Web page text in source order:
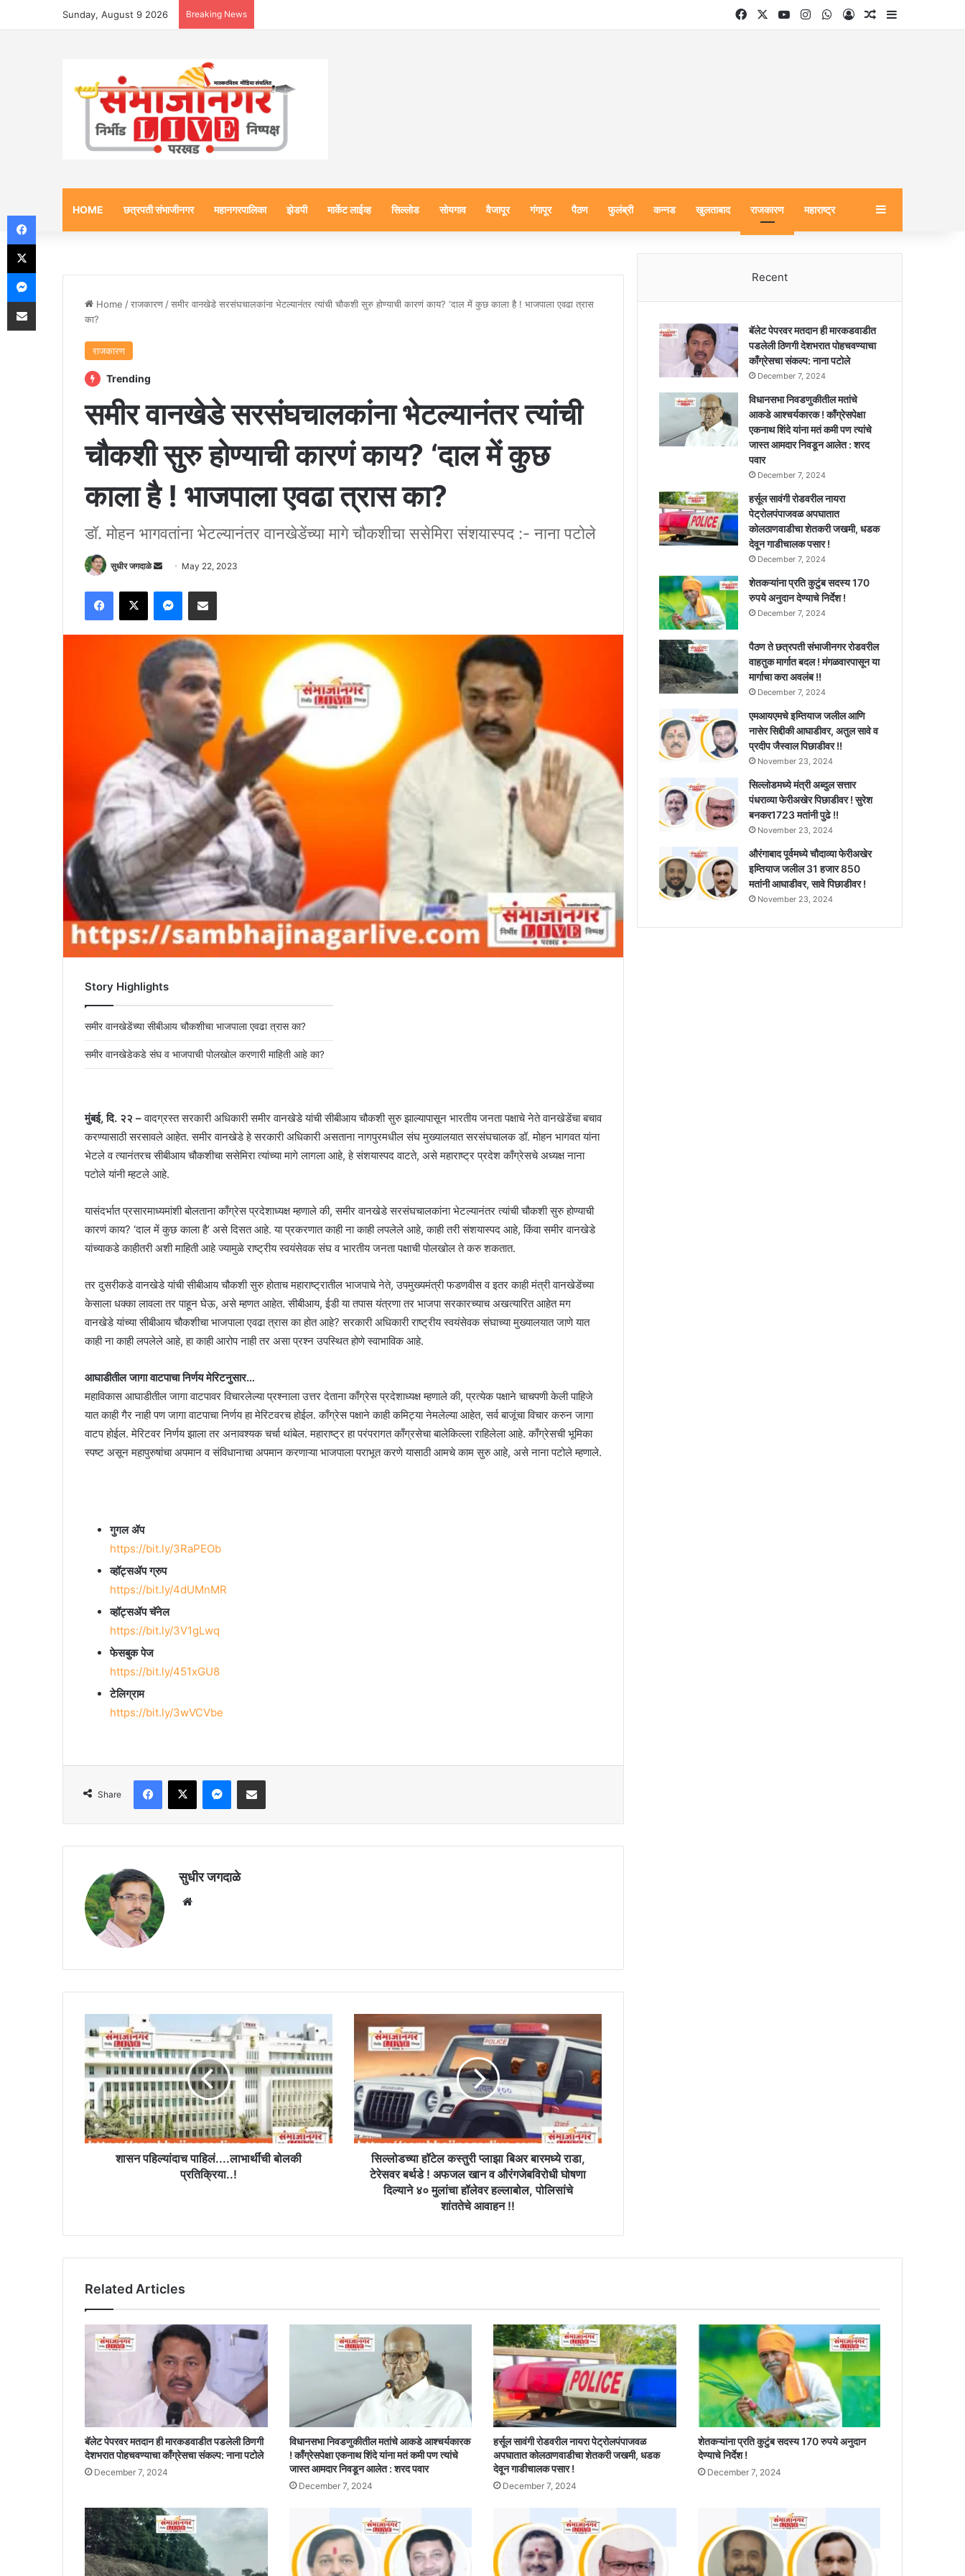
Sunday, August 9 2026 Breaking News FacebookYouTubeInstagramWhatsApp
Log InRandom Article
Sidebar
HOME छत्रपती संभाजीनगर महानगरपालिका झेडपी मार्केट लाईव्ह सिल्लोड सोयगाव वैजापूर गंगापूर पैठण फुलंब्री कन्नड खुलताबाद राजकारण महाराष्ट्र Sidebar
Home /राजकारण /समीर वानखेडे सरसंघचालकांना भेटल्यानंतर त्यांची चौकशी सुरु होण्याची कारणं काय? ‘दाल में कुछ काला है ! भाजपाला एवढा त्रास
का?
राजकारण
Trending
समीर वानखेडे सरसंघचालकांना भेटल्यानंतर त्यांची
चौकशी सुरु होण्याची कारणं काय? ‘दाल में कुछ
काला है ! भाजपाला एवढा त्रास का?
डॉ. मोहन भागवतांना भेटल्यानंतर वानखेडेंच्या मागे चौकशीचा ससेमिरा संशयास्पद :- नाना पटोले
सुधीर जगदाळे
Send
email
May 22, 2023
Facebook
X Messenger
Share via Email
Story Highlights
समीर वानखेडेंच्या सीबीआय चौकशीचा भाजपाला एवढा त्रास का?
समीर वानखेडेकडे संघ व भाजपाची पोलखोल करणारी माहिती आहे का?
मुंबई, दि. २२ –वादग्रस्त सरकारी अधिकारी समीर वानखेडे यांची सीबीआय चौकशी सुरु झाल्यापासून भारतीय जनता पक्षाचे नेते वानखेडेंचा बचाव
करण्यासाठी सरसावले आहेत. समीर वानखेडे हे सरकारी अधिकारी असताना नागपुरमधील संघ मुख्यालयात सरसंघचालक डॉ. मोहन भागवत यांना
भेटले व त्यानंतरच सीबीआय चौकशीचा ससेमिरा त्यांच्या मागे लागला आहे, हे संशयास्पद वाटते, असे महाराष्ट्र प्रदेश काँग्रेसचे अध्यक्ष नाना
पटोले यांनी म्हटले आहे.
यासंदर्भात प्रसारमाध्यमांशी बोलताना काँग्रेस प्रदेशाध्यक्ष म्हणाले की, समीर वानखेडे सरसंघचालकांना भेटल्यानंतर त्यांची चौकशी सुरु होण्याची
कारणं काय? ‘दाल में कुछ काला है’ असे दिसत आहे. या प्रकरणात काही ना काही लपलेले आहे, काही तरी संशयास्पद आहे, किंवा समीर वानखेडे
यांच्याकडे काहीतरी अशी माहिती आहे ज्यामुळे राष्ट्रीय स्वयंसेवक संघ व भारतीय जनता पक्षाची पोलखोल ते करु शकतात.
तर दुसरीकडे वानखेडे यांची सीबीआय चौकशी सुरु होताच महाराष्ट्रातील भाजपाचे नेते, उपमुख्यमंत्री फडणवीस व इतर काही मंत्री वानखेडेंच्या
केसाला धक्का लावला तर पाहून घेऊ, असे म्हणत आहेत. सीबीआय, ईडी या तपास यंत्रणा तर भाजपा सरकारच्याच अखत्यारित आहेत मग
वानखेडे यांच्या सीबीआय चौकशीचा भाजपाला एवढा त्रास का होत आहे? सरकारी अधिकारी राष्ट्रीय स्वयंसेवक संघाच्या मुख्यालयात जाणे यात
काही ना काही लपलेले आहे, हा काही आरोप नाही तर असा प्रश्न उपस्थित होणे स्वाभाविक आहे.
आघाडीतील जागा वाटपाचा निर्णय मेरिटनुसार…
महाविकास आघाडीतील जागा वाटपावर विचारलेल्या प्रश्नाला उत्तर देताना काँग्रेस प्रदेशाध्यक्ष म्हणाले की, प्रत्येक पक्षाने चाचपणी केली पाहिजे
यात काही गैर नाही पण जागा वाटपाचा निर्णय हा मेरिटवरच होईल. काँग्रेस पक्षाने काही कमिट्या नेमलेल्या आहेत, सर्व बाजूंचा विचार करुन जागा
वाटप होईल. मेरिटवर निर्णय झाला तर अनावश्यक चर्चा थांबेल. महाराष्ट्र हा परंपरागत काँग्रसेचा बालेकिल्ला राहिलेला आहे. काँग्रेसची भूमिका
स्पष्ट असून महापुरुषांचा अपमान व संविधानाचा अपमान करणाऱ्या भाजपाला पराभूत करणे यासाठी आमचे काम सुरु आहे, असे नाना पटोले म्हणाले.
गुगल ॲप
https://bit.ly/3RaPEOb
व्हॉट्सॲप ग्रुप
https://bit.ly/4dUMnMR
व्हॉट्सॲप चॅनेल
https://bit.ly/3V1gLwq
फेसबुक पेज
https://bit.ly/451xGU8
टेलिग्राम
https://bit.ly/3wVCVbe
Share
Facebook
X Messenger
Share via Email
सुधीर जगदाळे
पहिल्यांदाच
पाहिलं....लाभार्थींची
बोलकी
प्रतिक्रिया..!
शासन पहिल्यांदाच पाहिलं....लाभार्थींची बोलकी
प्रतिक्रिया..!
सिल्लोडच्या
हॉटेल
कस्तुरी
प्लाझा
बिअर
बारमध्ये
राडा,
टेरेसवर
बर्थडे
अफजल
४०
हल्लाबोल,
पोलिसांचे
शांततेचे
आवाहन
सिल्लोडच्या हॉटेल कस्तुरी प्लाझा बिअर बारमध्ये राडा,
टेरेसवर बर्थडे ! अफजल खान व औरंगजेबविरोधी घोषणा
दिल्याने ४० मुलांचा हॉलेवर हल्लाबोल, पोलिसांचे
शांततेचे आवाहन !!
Recent
बॅलेट पेपरवर मतदान ही मारकडवाडीत
पडलेली ठिणगी देशभरात पोहचवण्याचा
काँग्रेसचा संकल्प: नाना पटोले
December 7, 2024
विधानसभा निवडणुकीतील मतांचे
आकडे आश्चर्यकारक ! काँग्रेसपेक्षा
एकनाथ शिंदे यांना मतं कमी पण त्यांचे
जास्त आमदार निवडून आलेत : शरद
पवार
December 7, 2024
हर्सूल सावंगी रोडवरील नायरा
पेट्रोलपंपाजवळ अपघातात
कोलठाणवाडीचा शेतकरी जखमी, धडक
देवून गाडीचालक पसार !
December 7, 2024
शेतकऱ्यांना प्रति कुटुंब सदस्य 170
रुपये अनुदान देण्याचे निर्देश !
December 7, 2024
पैठण ते छत्रपती संभाजीनगर रोडवरील
वाहतुक मार्गात बदल ! मंगळवारपासून या
मार्गाचा करा अवलंब !!
December 7, 2024
एमआयएमचे इम्तियाज जलील आणि
नासेर सिद्दीकी आघाडीवर, अतुल सावे व
प्रदीप जैस्वाल पिछाडीवर !!
November 23, 2024
सिल्लोडमध्ये मंत्री अब्दुल सत्तार
पंधराव्या फेरीअखेर पिछाडीवर ! सुरेश
बनकर1723 मतांनी पुढे !!
November 23, 2024
औरंगाबाद पूर्वमध्ये चौदाव्या फेरीअखेर
इम्तियाज जलील 31 हजार 850
मतांनी आघाडीवर, सावे पिछाडीवर !
November 23, 2024
Related Articles
बॅलेट पेपरवर मतदान ही मारकडवाडीत पडलेली ठिणगी
देशभरात पोहचवण्याचा काँग्रेसचा संकल्प: नाना पटोले
December 7, 2024
विधानसभा निवडणुकीतील मतांचे आकडे आश्चर्यकारक
! काँग्रेसपेक्षा एकनाथ शिंदे यांना मतं कमी पण त्यांचे
जास्त आमदार निवडून आलेत : शरद पवार
December 7, 2024
हर्सूल सावंगी रोडवरील नायरा पेट्रोलपंपाजवळ
अपघातात कोलठाणवाडीचा शेतकरी जखमी, धडक
देवून गाडीचालक पसार !
December 7, 2024
शेतकऱ्यांना प्रति कुटुंब सदस्य 170 रुपये अनुदान
देण्याचे निर्देश !
December 7, 2024
Facebook
X
Messenger
Share via Email